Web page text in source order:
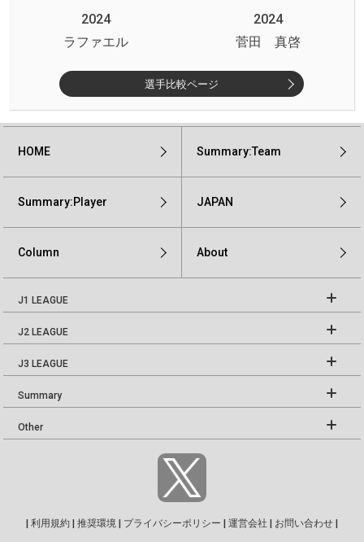
2024
2024
ラファエル
菅田 真啓
選手比較ページ
HOME Summary:Team
Summary:Player JAPAN
Column About
J1 LEAGUE
J2 LEAGUE
J3 LEAGUE
Summary
Other
利用規約 推奨環境 プライバシーポリシー 運営会社 お問い合わせ